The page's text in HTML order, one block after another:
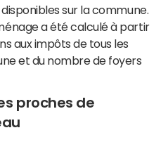
sur la commune.
a été calculé à partir
aux impôts de tous les
et du nombre de foyers
proches de